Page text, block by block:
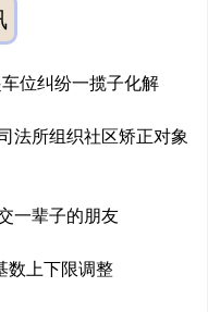
位纠纷一揽子化解
法所组织社区矫正对象
一辈子的朋友
数上下限调整